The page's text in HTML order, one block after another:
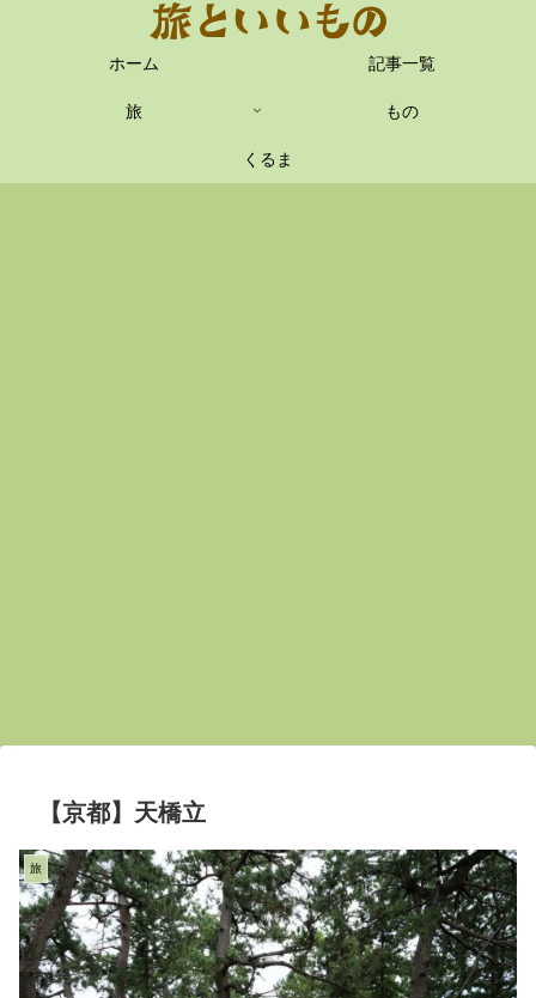
ホーム 記事一覧
旅 もの
くるま
【京都】天橋立
旅